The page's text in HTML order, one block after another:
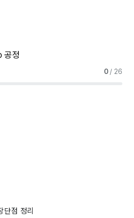
공정
0 / 26
법
점 정리